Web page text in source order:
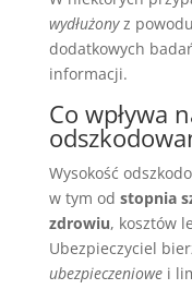
wydłużonyz
dodatkowych
informacji.
Co wpływa
Wysokość
w tym od stopnia
zdrowiu, kosztów
Ubezpieczyciel
ubezpieczeniowei